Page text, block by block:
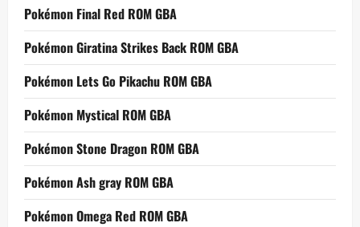
Pokémon Final Red ROM GBA
Pokémon Giratina Strikes Back ROM GBA
Pokémon Lets Go Pikachu ROM GBA
Pokémon Mystical ROM GBA
Pokémon Stone Dragon ROM GBA
Pokémon Ash gray ROM GBA
Pokémon Omega Red ROM GBA